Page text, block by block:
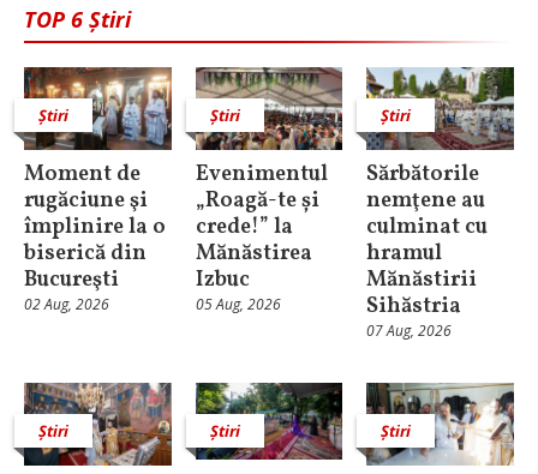
TOP 6 Știri
Știri
Moment de
rugăciune şi
împlinire la o
biserică din
Bucureşti
02 Aug, 2026
Știri
Evenimentul
„Roagă-te și
crede!” la
Mănăstirea
Izbuc
05 Aug, 2026
Știri
Sărbătorile
nemţene au
culminat cu
hramul
Mănăstirii
Sihăstria
07 Aug, 2026
Știri Știri Știri